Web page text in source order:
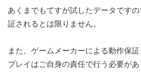
あくまでもてすが試したデータです
証されるとは限りません。
また、ゲームメーカーによる動作保証
プレイはご自身の責任で行う必要があ